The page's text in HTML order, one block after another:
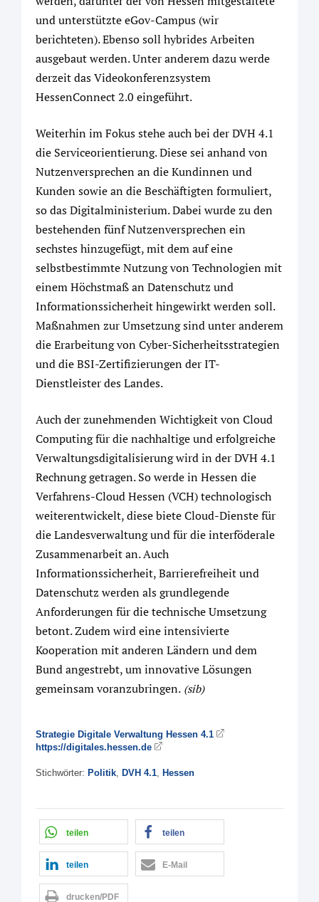
und unterstützte eGov-Campus (wir
berichteten). Ebenso soll hybrides Arbeiten
ausgebaut werden. Unter anderem dazu werde
derzeit das Videokonferenzsystem
HessenConnect 2.0 eingeführt.
Weiterhin im Fokus stehe auch bei der DVH 4.1
die Serviceorientierung. Diese sei anhand von
Nutzenversprechen an die Kundinnen und
Kunden sowie an die Beschäftigten formuliert,
so das Digitalministerium. Dabei wurde zu den
bestehenden fünf Nutzenversprechen ein
sechstes hinzugefügt, mit dem auf eine
selbstbestimmte Nutzung von Technologien mit
einem Höchstmaß an Datenschutz und
Informationssicherheit hingewirkt werden soll.
Maßnahmen zur Umsetzung sind unter anderem
die Erarbeitung von Cyber-Sicherheitsstrategien
und die BSI-Zertifizierungen der IT-
Dienstleister des Landes.
Auch der zunehmenden Wichtigkeit von Cloud
Computing für die nachhaltige und erfolgreiche
Verwaltungsdigitalisierung wird in der DVH 4.1
Rechnung getragen. So werde in Hessen die
Verfahrens-Cloud Hessen (VCH) technologisch
weiterentwickelt, diese biete Cloud-Dienste für
die Landesverwaltung und für die interföderale
Zusammenarbeit an. Auch
Informationssicherheit, Barrierefreiheit und
Datenschutz werden als grundlegende
Anforderungen für die technische Umsetzung
betont. Zudem wird eine intensivierte
Kooperation mit anderen Ländern und dem
Bund angestrebt, um innovative Lösungen
gemeinsam voranzubringen. (sib)
Strategie Digitale Verwaltung Hessen 4.1
https://digitales.hessen.de
Stichwörter: Politik DVH 4.1 Hessen
teilen teilen
teilen E-Mail
drucken/PDF